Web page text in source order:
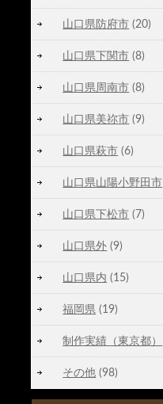
山口県防府市 (20)
山口県下関市 (8)
山口県周南市 (8)
山口県美祢市 (9)
山口県萩市 (6)
山口県山陽小野田市
山口県下松市 (7)
山口県外 (9)
山口県内 (15)
福岡県 (19)
制作実績（東京都）
その他 (98)